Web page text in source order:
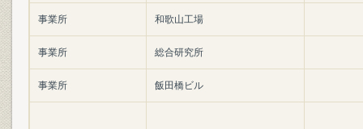
事業所 和歌山工場
事業所 総合研究所
事業所 飯田橋ビル